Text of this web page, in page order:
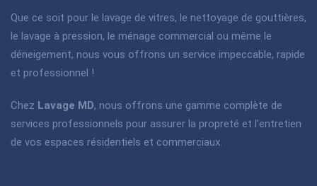
Que ce soit pour le lavage de vitres, le nettoyage de gouttières,
le lavage à pression, le ménage commercial ou même le
déneigement, nous vous offrons un service impeccable, rapide
et professionnel !
Chez Lavage MD, nous offrons une gamme complète de
services professionnels pour assurer la propreté et l’entretien
de vos espaces résidentiels et commerciaux.